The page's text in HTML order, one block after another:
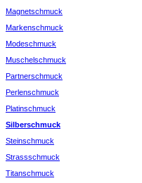
Magnetschmuck
Markenschmuck
Modeschmuck
Muschelschmuck
Partnerschmuck
Perlenschmuck
Platinschmuck
Silberschmuck
Steinschmuck
Strassschmuck
Titanschmuck